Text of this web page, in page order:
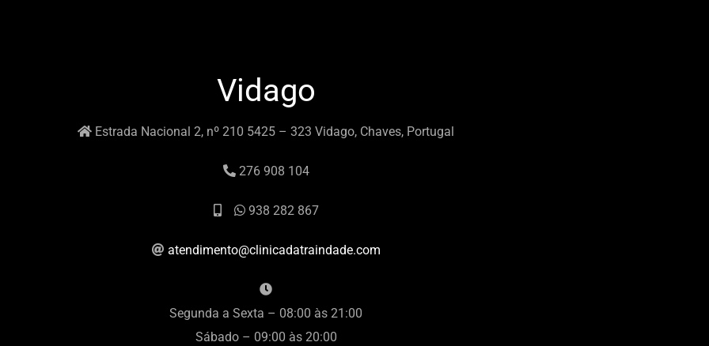
Vidago
Estrada Nacional 2, nº 210 5425 – 323 Vidago, Chaves, Portugal
276 908 104
938 282 867
atendimento@clinicadatraindade.com
Segunda a Sexta – 08:00 às 21:00
Sábado – 09:00 às 20:00